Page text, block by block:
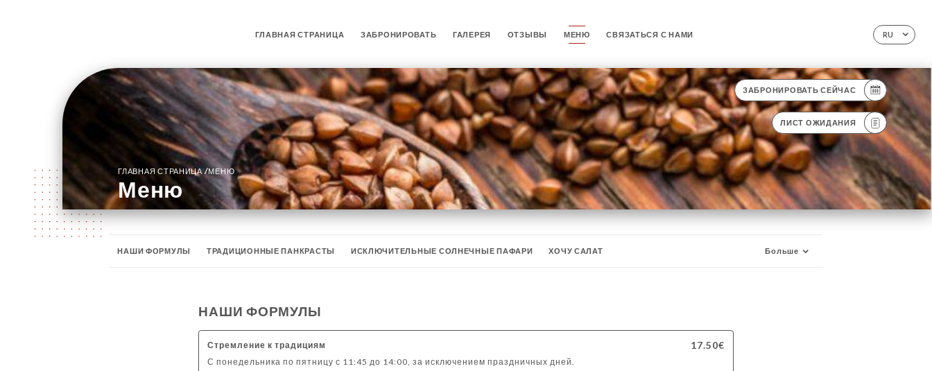
RU
ГЛАВНАЯ СТРАНИЦА ЗАБРОНИРОВАТЬ ГАЛЕРЕЯ ОТЗЫВЫ МЕНЮ СВЯЗАТЬСЯ С НАМИ
ЗАБРОНИРОВАТЬ СЕЙЧАС
ЛИСТ ОЖИДАНИЯ
ГЛАВНАЯ СТРАНИЦА/МЕНЮ
Меню
НАШИ ФОРМУЛЫ ТРАДИЦИОННЫЕ ПАНКРАСТЫ ИСКЛЮЧИТЕЛЬНЫЕ СОЛНЕЧНЫЕ ПАФАРИ ХОЧУ САЛАТ
МОРОЖЕНОЕ И СОРБЕТЫ МОЛОЧНЫЕ КОКТЕЙЛИ
Больше
НАШИ ФОРМУЛЫ
Стремление к традициям 17.50€
С понедельника по пятницу с 11:45 до 14:00, за исключением праздничных дней.